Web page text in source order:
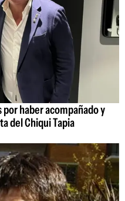
haber acompañado y
del Chiqui Tapia